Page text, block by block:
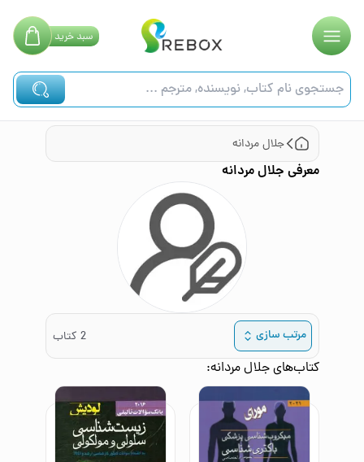
سبدخرید
جلال مردانه
معرفی جلال مردانه
مرتب سازی 2 کتاب
کتاب‌هایجلال مردانه: